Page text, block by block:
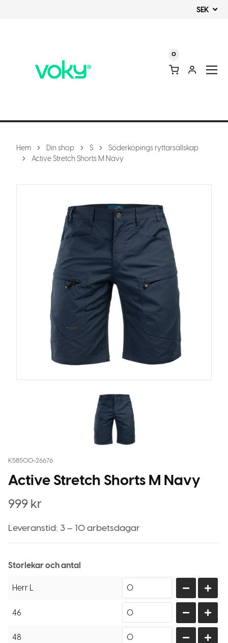
SEK
0
Hem Din shop S
Söderköpings ryttarsällskap
Active Stretch Shorts M Navy
K58500-26676
Active Stretch Shorts M Navy
999 kr
Leveranstid: 3 – 10 arbetsdagar
Storlekar och antal
Herr L
46
48